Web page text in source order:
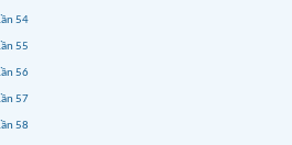
54
55
56
57
58